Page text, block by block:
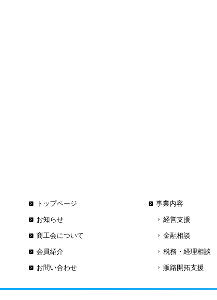
トップページ
お知らせ
商工会について
会員紹介
お問い合わせ
事業内容
経営支援
金融相談
税務・経理相談
販路開拓支援